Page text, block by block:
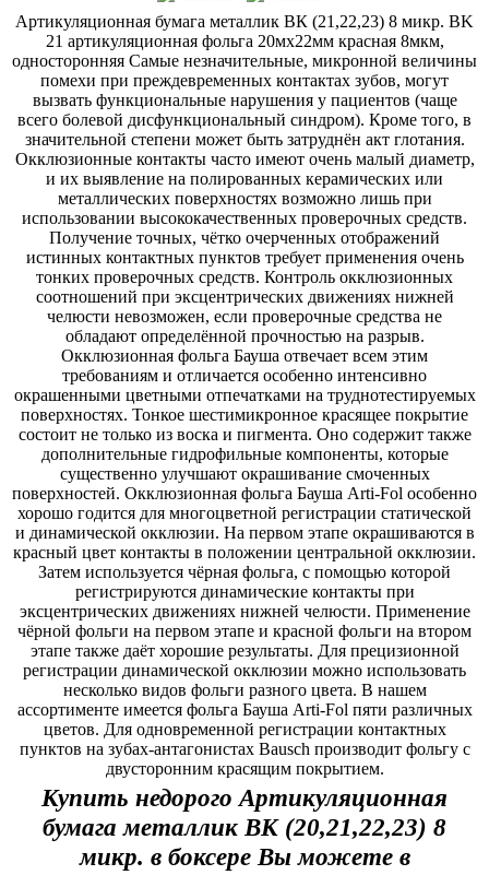
Артикуляционная бумага металлик ВК (21,22,23) 8 микр. BK
21 артикуляционная фольга 20мх22мм красная 8мкм,
односторонняя Самые незначительные, микронной величины
помехи при преждевременных контактах зубов, могут
вызвать функциональные нарушения у пациентов (чаще
всего болевой дисфункциональный синдром). Кроме того, в
значительной степени может быть затруднён акт глотания.
Окклюзионные контакты часто имеют очень малый диаметр,
и их выявление на полированных керамических или
металлических поверхностях возможно лишь при
использовании высококачественных проверочных средств.
Получение точных, чётко очерченных отображений
истинных контактных пунктов требует применения очень
тонких проверочных средств. Контроль окклюзионных
соотношений при эксцентрических движениях нижней
челюсти невозможен, если проверочные средства не
обладают определённой прочностью на разрыв.
Окклюзионная фольга Бауша отвечает всем этим
требованиям и отличается особенно интенсивно
окрашенными цветными отпечатками на труднотестируемых
поверхностях. Тонкое шестимикронное красящее покрытие
состоит не только из воска и пигмента. Оно содержит также
дополнительные гидрофильные компоненты, которые
существенно улучшают окрашивание смоченных
поверхностей. Окклюзионная фольга Бауша Arti-Fol особенно
хорошо годится для многоцветной регистрации статической
и динамической окклюзии. На первом этапе окрашиваются в
красный цвет контакты в положении центральной окклюзии.
Затем используется чёрная фольга, с помощью которой
регистрируются динамические контакты при
эксцентрических движениях нижней челюсти. Применение
чёрной фольги на первом этапе и красной фольги на втором
этапе также даёт хорошие результаты. Для прецизионной
регистрации динамической окклюзии можно использовать
несколько видов фольги разного цвета. В нашем
ассортименте имеется фольга Бауша Arti-Fol пяти различных
цветов. Для одновременной регистрации контактных
пунктов на зубах-антагонистах Bausch производит фольгу с
двусторонним красящим покрытием.
Купить недорого Артикуляционная
бумага металлик ВК (20,21,22,23) 8
микр. в боксере Вы можете в